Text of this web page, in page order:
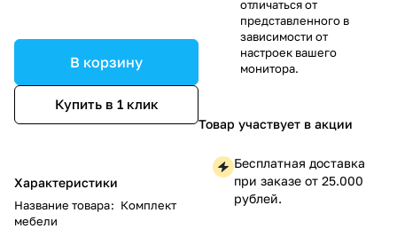
В корзину
Купить в 1 клик
Характеристики
Название товара: Комплект
мебели
отличаться от
представленного в
зависимости от
настроек вашего
монитора.
Товар участвует в акции
Бесплатная доставка
при заказе от 25.000
рублей.